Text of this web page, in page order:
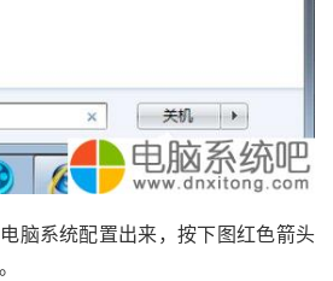
系统配置出来，按下图红色箭头